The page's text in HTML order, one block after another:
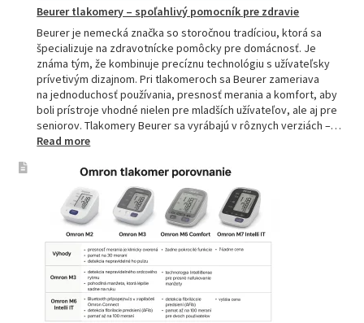
Beurer tlakomery – spoľahlivý pomocník pre zdravie
Beurer je nemecká značka so storočnou tradíciou, ktorá sa
špecializuje na zdravotnícke pomôcky pre domácnosť. Je
známa tým, že kombinuje precíznu technológiu s užívateľsky
prívetivým dizajnom. Pri tlakomeroch sa Beurer zameriava
na jednoduchosť používania, presnosť merania a komfort, aby
boli prístroje vhodné nielen pre mladších užívateľov, ale aj pre
seniorov. Tlakomery Beurer sa vyrábajú v rôznych verziách –…
Read more:
tlakomery
spoľahlivý
pomocník
pre
zdravie